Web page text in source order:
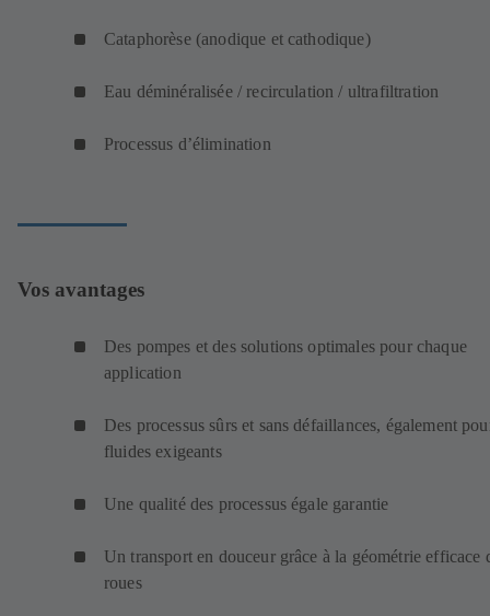
Cataphorèse (anodique et cathodique)
Eau déminéralisée / recirculation / ultrafiltration
Processus d’élimination
Vos avantages
Des pompes et des solutions optimales pour chaque
application
Des processus sûrs et sans défaillances, également
fluides exigeants
Une qualité des processus égale garantie
Un transport en douceur grâce à la géométrie efficace
roues